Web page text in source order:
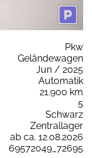
Pkw
Geländewagen
Jun / 2025
Automatik
21.900 km
5
Schwarz
Zentrallager
ab ca. 12.08.2026
69572049_72695